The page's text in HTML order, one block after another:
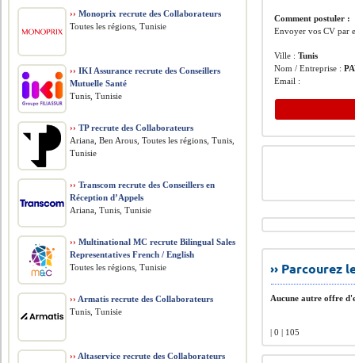
Comment postuler :
Envoyer vos CV par
Ville :Tunis
Nom / Entreprise :
Email :
››
Aucune autre offre
| 0 | 105
›› Monoprix recrute des Collaborateurs
Toutes les régions, Tunisie
›› IKI Assurance recrute des Conseillers
Mutuelle Santé
Tunis, Tunisie
›› TP recrute des Collaborateurs
Ariana, Ben Arous, Toutes les régions, Tunis,
Tunisie
›› Transcom recrute des Conseillers en
Réception d’Appels
Ariana, Tunis, Tunisie
›› Multinational MC recrute Bilingual Sales
Representatives French / English
Toutes les régions, Tunisie
›› Armatis recrute des Collaborateurs
Tunis, Tunisie
›› Altaservice recrute des Collaborateurs